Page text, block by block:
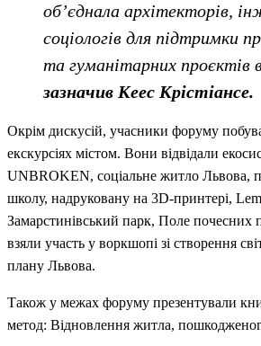
об’єднала архітекторів,
соціологів для підтримки
та гуманітарних проєктів
зазначив Кеес Крістіансе.
Окрім дискусій, учасники форуму
екскурсіях містом. Вони відвідали
UNBROKEN, соціальне житло Львова,
школу, надруковану на 3D-принтері,
Замарстинівський парк, Поле почесних
взяли участь у воркшопі зі створення
плану Львова.
Також у межах форуму презентували
метод: Відновлення житла,